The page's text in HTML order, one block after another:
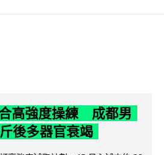
高強度操練 成都男
後多器官衰竭